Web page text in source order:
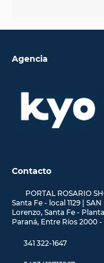
Agencia
Contacto
PORTAL ROSARIO
Santa Fe - local 1129 |
Lorenzo, Santa Fe -
Paraná, Entre Ríos 2000 -
341 322-1647